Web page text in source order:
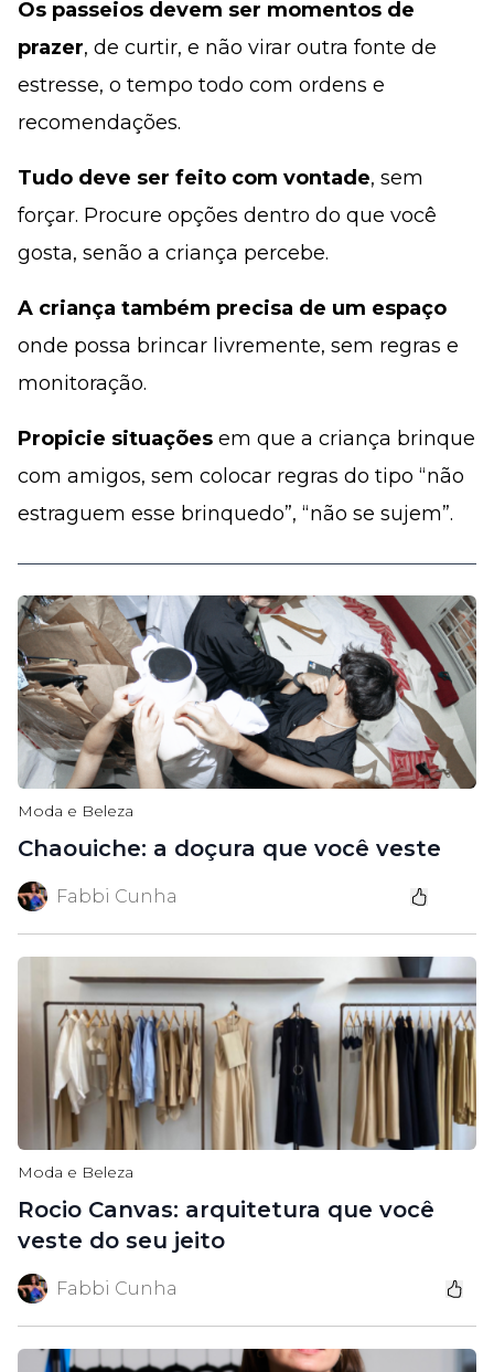
Os passeios devem ser momentos de
prazer, de curtir, e não virar outra fonte de
estresse, o tempo todo com ordens e
recomendações.
Tudo deve ser feito com vontade, sem
forçar. Procure opções dentro do que você
gosta, senão a criança percebe.
A criança também precisa de um espaço
onde possa brincar livremente, sem regras e
monitoração.
Propicie situações em que a criança brinque
com amigos, sem colocar regras do tipo “não
estraguem esse brinquedo”, “não se sujem”.
Moda e Beleza
Chaouiche: a doçura que você veste
Fabbi Cunha
Moda e Beleza
Rocio Canvas: arquitetura que você
veste do seu jeito
Fabbi Cunha